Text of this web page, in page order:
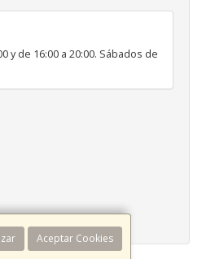
Aceptar Cookies
y de 16:00 a 20:00. Sábados de